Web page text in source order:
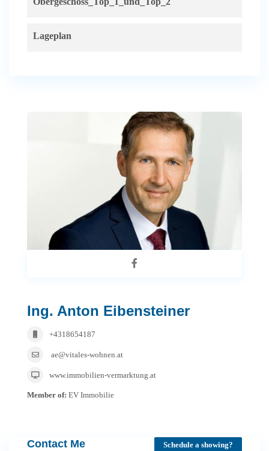
Lageplan
Ing. Anton Eibensteiner
+4318654187
ae@vitales-wohnen.at
www.immobilien-vermarktung.at
Member of: EV Immobilie
Contact Me Schedule a showing?